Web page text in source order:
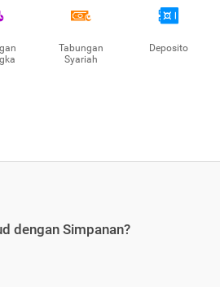
Tabungan
Syariah
Deposito
dengan Simpanan?